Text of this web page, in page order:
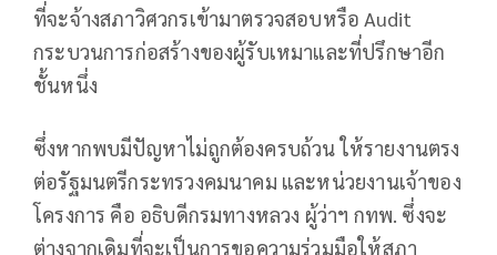
ที่จะจ้างสภาวิศวกรเข้ามาตรวจสอบหรือ Audit
กระบวนการก่อสร้างของผู้รับเหมาและที่ปรึกษาอีก
ชั้นหนึ่ง
ซึ่งหากพบมีปัญหาไม่ถูกต้องครบถ้วน ให้รายงานตรง
ต่อรัฐมนตรีกระทรวงคมนาคม และหน่วยงานเจ้าของ
โครงการ คือ อธิบดีกรมทางหลวง ผู้ว่าฯ กทพ. ซึ่งจะ
ต่างจากเดิมที่จะเป็นการขอความร่วมมือให้สภา